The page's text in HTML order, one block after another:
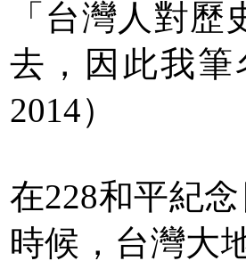
「台灣人對
去，因此我
2014）
在228和平紀
時候，台灣大